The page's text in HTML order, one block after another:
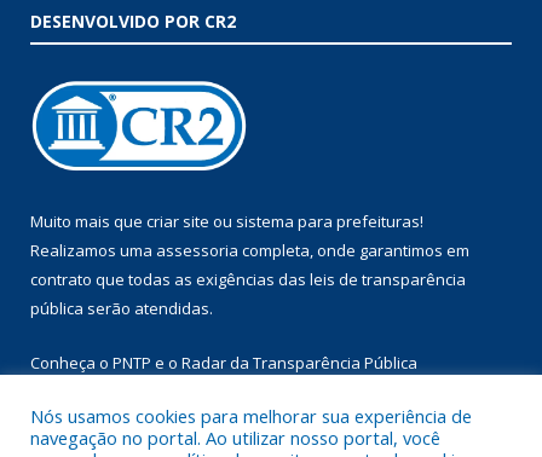
DESENVOLVIDO POR CR2
Muito mais que criar site ou sistema para prefeituras!
Realizamos uma assessoria completa, onde garantimos em
contrato que todas as exigências das leis de transparência
pública serão atendidas.
Conheça o PNTP e o Radar da Transparência Pública
Nós usamos cookies para melhorar sua experiência de
navegação no portal. Ao utilizar nosso portal, você